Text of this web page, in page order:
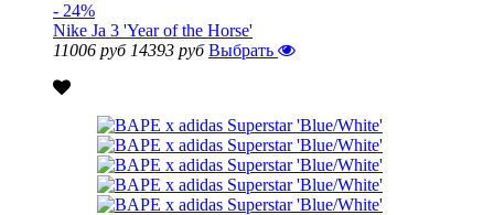
- 24%
Nike Ja 3 'Year of the Horse'
11006 руб 14393 руб Выбрать